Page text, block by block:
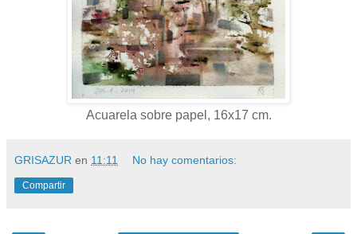
Acuarela sobre papel, 16x17 cm.
GRISAZUR en 11:11 No hay comentarios:
Compartir